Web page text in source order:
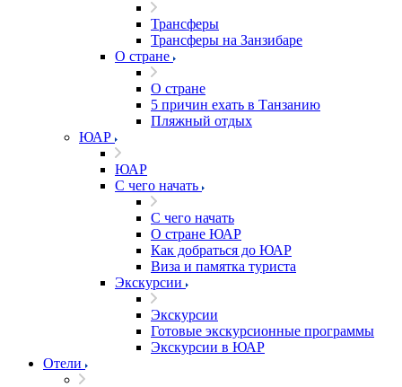
Трансферы
Трансферы на Занзибаре
О стране
О стране
5 причин ехать в Танзанию
Пляжный отдых
ЮАР
ЮАР
С чего начать
С чего начать
О стране ЮАР
Как добраться до ЮАР
Виза и памятка туриста
Экскурсии
Экскурсии
Готовые экскурсионные программы
Экскурсии в ЮАР
Отели